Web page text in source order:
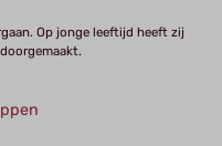
Op jonge leeftijd heeft zij